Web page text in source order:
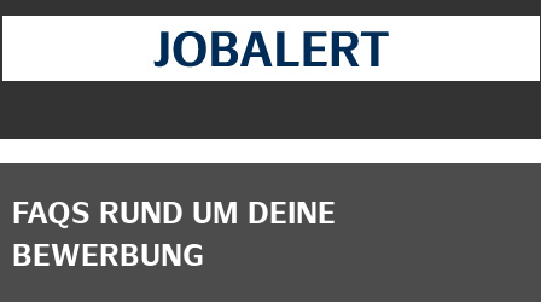
FAQS RUND UM DEINE
BEWERBUNG